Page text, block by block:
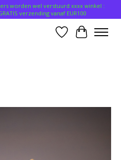
worden wel verstuurd xxxx winkel :
verzending vanaf EUR100
Verlanglijst